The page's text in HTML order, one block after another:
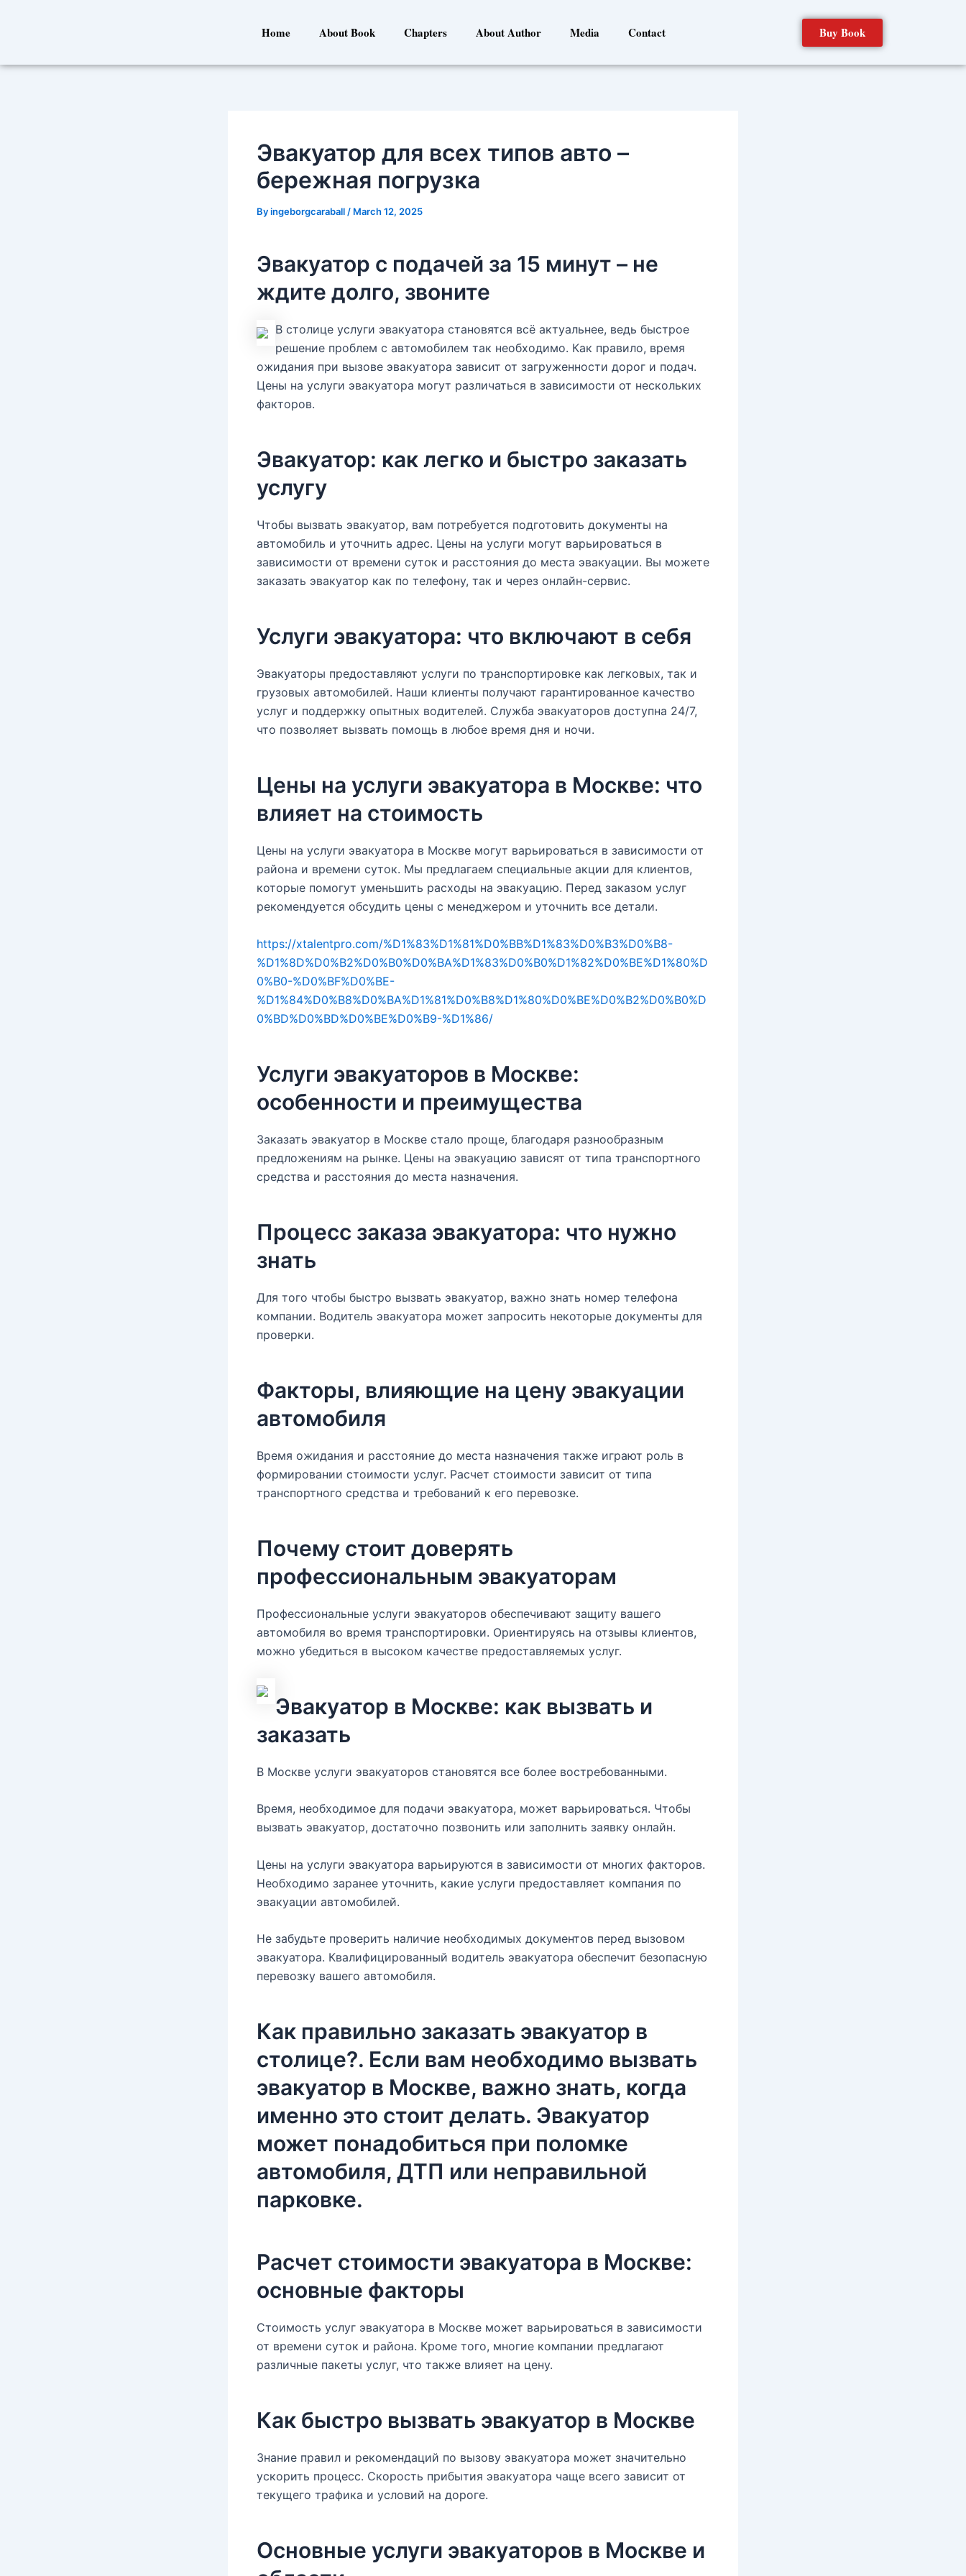
Home About Book Chapters About Author Media Contact Buy Book
Эвакуатор для всех типов авто –
бережная погрузка
Byingeborgcaraball / March 12, 2025
Эвакуатор с подачей за 15 минут – не
ждите долго, звоните
В столице услуги эвакуатора становятся всё актуальнее, ведь быстрое
решение проблем с автомобилем так необходимо. Как правило, время
ожидания при вызове эвакуатора зависит от загруженности дорог и подач.
Цены на услуги эвакуатора могут различаться в зависимости от нескольких
факторов.
Эвакуатор: как легко и быстро заказать
услугу
Чтобы вызвать эвакуатор, вам потребуется подготовить документы на
автомобиль и уточнить адрес. Цены на услуги могут варьироваться в
зависимости от времени суток и расстояния до места эвакуации. Вы можете
заказать эвакуатор как по телефону, так и через онлайн-сервис.
Услуги эвакуатора: что включают в себя
Эвакуаторы предоставляют услуги по транспортировке как легковых, так и
грузовых автомобилей. Наши клиенты получают гарантированное качество
услуг и поддержку опытных водителей. Служба эвакуаторов доступна 24/7,
что позволяет вызвать помощь в любое время дня и ночи.
Цены на услуги эвакуатора в Москве: что
влияет на стоимость
Цены на услуги эвакуатора в Москве могут варьироваться в зависимости от
района и времени суток. Мы предлагаем специальные акции для клиентов,
которые помогут уменьшить расходы на эвакуацию. Перед заказом услуг
рекомендуется обсудить цены с менеджером и уточнить все детали.
https://xtalentpro.com/%D1%83%D1%81%D0%BB%D1%83%D0%B3%D0%B8-
%D1%8D%D0%B2%D0%B0%D0%BA%D1%83%D0%B0%D1%82%D0%BE%D1%80%D
0%B0-%D0%BF%D0%BE-
%D1%84%D0%B8%D0%BA%D1%81%D0%B8%D1%80%D0%BE%D0%B2%D0%B0%D
0%BD%D0%BD%D0%BE%D0%B9-%D1%86/
Услуги эвакуаторов в Москве:
особенности и преимущества
Заказать эвакуатор в Москве стало проще, благодаря разнообразным
предложениям на рынке. Цены на эвакуацию зависят от типа транспортного
средства и расстояния до места назначения.
Процесс заказа эвакуатора: что нужно
знать
Для того чтобы быстро вызвать эвакуатор, важно знать номер телефона
компании. Водитель эвакуатора может запросить некоторые документы для
проверки.
Факторы, влияющие на цену эвакуации
автомобиля
Время ожидания и расстояние до места назначения также играют роль в
формировании стоимости услуг. Расчет стоимости зависит от типа
транспортного средства и требований к его перевозке.
Почему стоит доверять
профессиональным эвакуаторам
Профессиональные услуги эвакуаторов обеспечивают защиту вашего
автомобиля во время транспортировки. Ориентируясь на отзывы клиентов,
можно убедиться в высоком качестве предоставляемых услуг.
Эвакуатор в Москве: как вызвать и
заказать
В Москве услуги эвакуаторов становятся все более востребованными.
Время, необходимое для подачи эвакуатора, может варьироваться. Чтобы
вызвать эвакуатор, достаточно позвонить или заполнить заявку онлайн.
Цены на услуги эвакуатора варьируются в зависимости от многих факторов.
Необходимо заранее уточнить, какие услуги предоставляет компания по
эвакуации автомобилей.
Не забудьте проверить наличие необходимых документов перед вызовом
эвакуатора. Квалифицированный водитель эвакуатора обеспечит безопасную
перевозку вашего автомобиля.
Как правильно заказать эвакуатор в
столице?. Если вам необходимо вызвать
эвакуатор в Москве, важно знать, когда
именно это стоит делать. Эвакуатор
может понадобиться при поломке
автомобиля, ДТП или неправильной
парковке.
Расчет стоимости эвакуатора в Москве:
основные факторы
Стоимость услуг эвакуатора в Москве может варьироваться в зависимости
от времени суток и района. Кроме того, многие компании предлагают
различные пакеты услуг, что также влияет на цену.
Как быстро вызвать эвакуатор в Москве
Знание правил и рекомендаций по вызову эвакуатора может значительно
ускорить процесс. Скорость прибытия эвакуатора чаще всего зависит от
текущего трафика и условий на дороге.
Основные услуги эвакуаторов в Москве и
navigation